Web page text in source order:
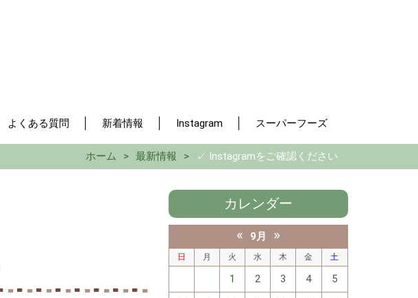
よくある質問 新着情報 Instagram スーパーフーズ
ホーム 最新情報 ✓ Instagramをご確認ください
カレンダー
« 9月 »
日 月 火 水 木 金 土
1 2 3 4 5